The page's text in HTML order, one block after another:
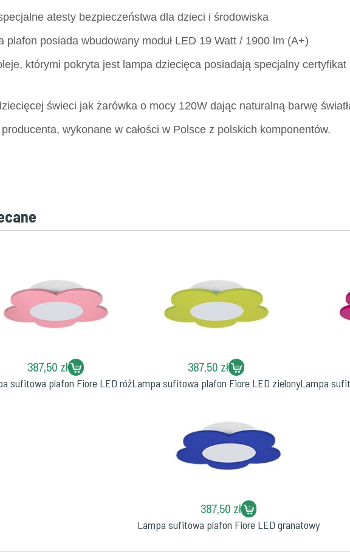
atesty bezpieczeństwa dla dzieci i środowiska
posiada wbudowany moduł LED 19 Watt / 1900 lm (A+)
którymi pokryta jest lampa dziecięca posiadają specjalny certyfikat
świeci jak żarówka o mocy 120W dając naturalną barwę
wykonane w całości w Polsce z polskich komponentów.
387,50 zł
sufitowa plafon Fiore LED róż
387,50 zł
Lampa sufitowa plafon Fiore LED zielonyLampa
387,50 zł
Lampa sufitowa plafon Fiore LED granatowy